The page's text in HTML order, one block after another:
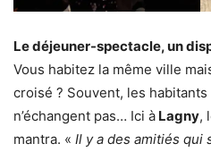
Le déjeuner-spectacle, un
Vous habitez la même ville
croisé ? Souvent, les
n’échangent pas… Ici à Lagny,
mantra. « Il y a des amitiés qui